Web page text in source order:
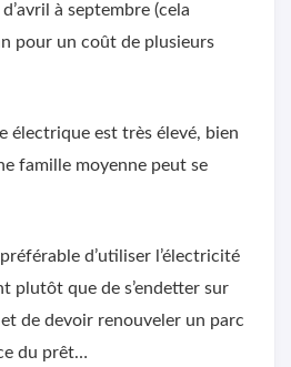
à septembre (cela
pour un coût de plusieurs
électrique est très élevé, bien
famille moyenne peut se
d’utiliser l’électricité
plutôt que de s’endetter sur
de devoir renouveler un parc
du prêt…